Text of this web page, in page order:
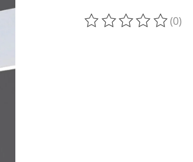
Ce produit est évalué à
(0)